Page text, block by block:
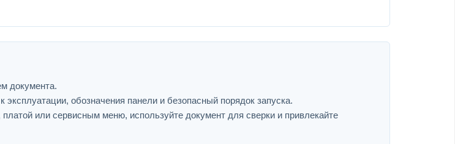
документа.
обозначения панели и безопасный порядок запуска.
или сервисным меню, используйте документ для сверки и привлекайте